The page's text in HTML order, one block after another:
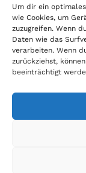
Um dir ein
wie Cookies, um
zuzugreifen. Wenn
Daten wie das
verarbeiten. Wenn
zurückziehst,
beeinträchtigt
erfolgreichen
viele
und
© Copyright 2026 |